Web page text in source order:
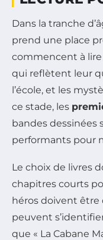
Dans la tranche
prend une place
commencent à
qui reflètent leur
l’école, et les
ce stade, les
bandes
performants pour
Le choix de livres
chapitres courts
héros doivent être
peuvent
que « La Cabane